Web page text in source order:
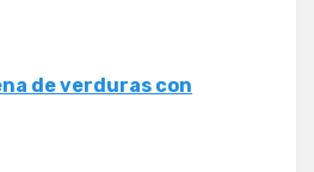
de verduras con